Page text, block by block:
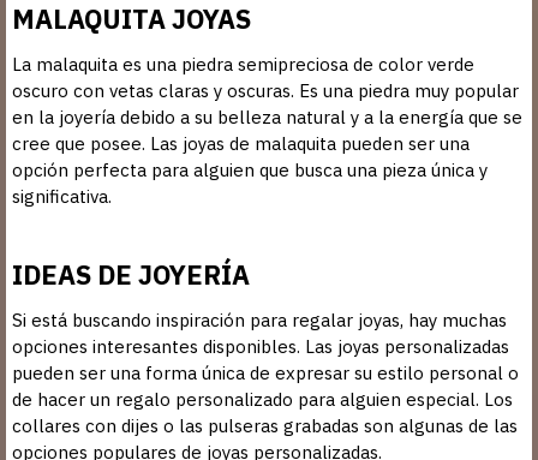
MALAQUITA JOYAS
La malaquita es una piedra semipreciosa de color verde
oscuro con vetas claras y oscuras. Es una piedra muy popular
en la joyería debido a su belleza natural y a la energía que se
cree que posee. Las joyas de malaquita pueden ser una
opción perfecta para alguien que busca una pieza única y
significativa.
IDEAS DE JOYERÍA
Si está buscando inspiración para regalar joyas, hay muchas
opciones interesantes disponibles. Las joyas personalizadas
pueden ser una forma única de expresar su estilo personal o
de hacer un regalo personalizado para alguien especial. Los
collares con dijes o las pulseras grabadas son algunas de las
opciones populares de joyas personalizadas.